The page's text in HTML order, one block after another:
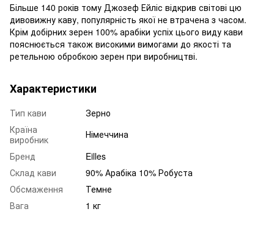
Більше 140 років тому Джозеф Ейліс відкрив світові цю
дивовижну каву, популярність якої не втрачена з часом.
Крім добірних зерен 100% арабіки успіх цього виду кави
пояснюється також високими вимогами до якості та
ретельною обробкою зерен при виробництві.
Характеристики
Тип кави
Зерно
Країна
виробник
Німеччина
Бренд
Eilles
Склад кави
90% Арабіка 10% Робуста
Обсмаження
Темне
Вага
1 кг